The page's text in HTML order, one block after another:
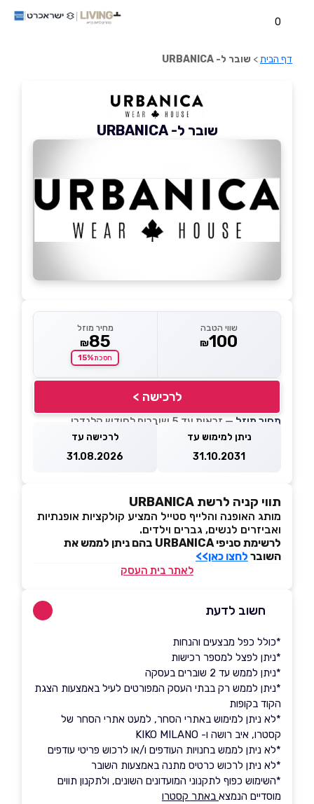
0
דף הבית> שובר ל- URBANICA
שובר ל- URBANICA
שווי הטבה
₪100
מחיר מוזל
₪85
חסכת15%
לרכישה >
מחיר מוזל — זכאות עד 5 שוברים לחודש קלנדרי
ניתן למימוש עד
31.10.2031
לרכישה עד
31.08.2026
תווי קניה לרשת URBANICA
מותג האופנה והלייף סטייל המציע קולקציות אופנתיות
ואביזרים לנשים, גברים וילדים.
לרשימת סניפי URBANICA בהם ניתן לממש את
השובר לחצו כאן>>
לאתר בית העסק
חשוב לדעת
*כולל כפל מבצעים והנחות
*ניתן לפצל למספר רכישות
*ניתן לממש עד 2 שוברים בעסקה
*ניתן לממש רק בבתי העסק המפורטים לעיל באמצעות הצגת
הקוד בקופות
*לא ניתן למימוש באתרי הסחר, למעט אתרי הסחר של
קסטרו, איב רושה ו- KIKO MILANO
*לא ניתן לממש בחנויות העודפים ו/או לרכוש פריטי עודפים
*לא ניתן לרכוש כרטיס מתנה באמצעות השובר
*השימוש כפוף לתקנוני המועדונים השונים, ולתקנון תווים
מוסדיים הנמצא באתר קסטרו